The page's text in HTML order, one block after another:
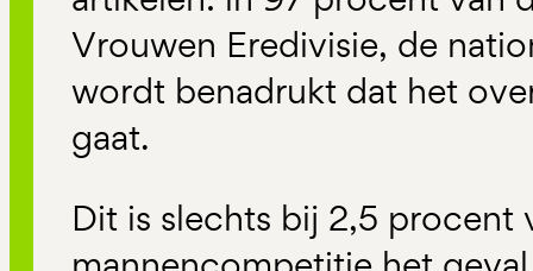
Vrouwen Eredivisie, de
wordt benadrukt dat het
gaat.
Dit is slechts bij 2,5 procent